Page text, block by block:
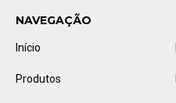
NAVEGAÇÃO
Início
Produtos